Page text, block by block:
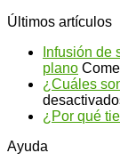
Últimos artículos
Infusión de
plano
¿Cuáles
¿Por qué
Ayuda